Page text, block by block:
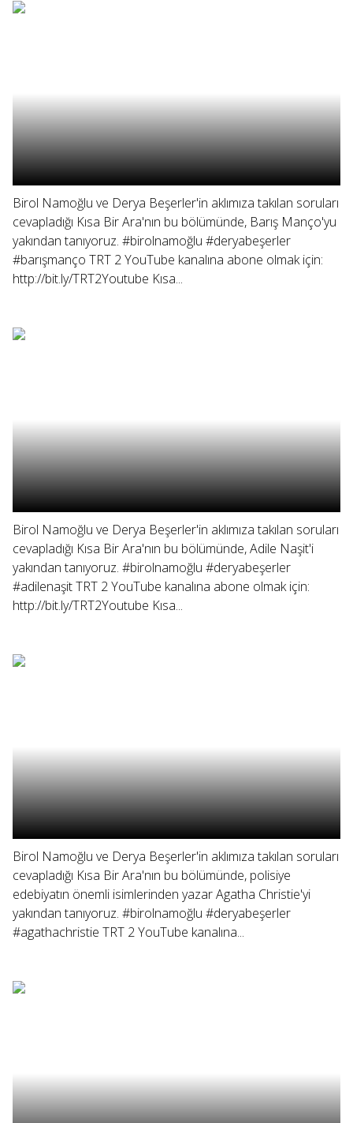
Birol Namoğlu ve Derya Beşerler'in aklımıza takılan soruları
cevapladığı Kısa Bir Ara'nın bu bölümünde, Barış Manço'yu
yakından tanıyoruz. #birolnamoğlu #deryabeşerler
#barışmanço TRT 2 YouTube kanalına abone olmak için:
http://bit.ly/TRT2Youtube Kısa...
Birol Namoğlu ve Derya Beşerler'in aklımıza takılan soruları
cevapladığı Kısa Bir Ara'nın bu bölümünde, Adile Naşit'i
yakından tanıyoruz. #birolnamoğlu #deryabeşerler
#adilenaşit TRT 2 YouTube kanalına abone olmak için:
http://bit.ly/TRT2Youtube Kısa...
Birol Namoğlu ve Derya Beşerler'in aklımıza takılan soruları
cevapladığı Kısa Bir Ara'nın bu bölümünde, polisiye
edebiyatın önemli isimlerinden yazar Agatha Christie'yi
yakından tanıyoruz. #birolnamoğlu #deryabeşerler
#agathachristie TRT 2 YouTube kanalına...